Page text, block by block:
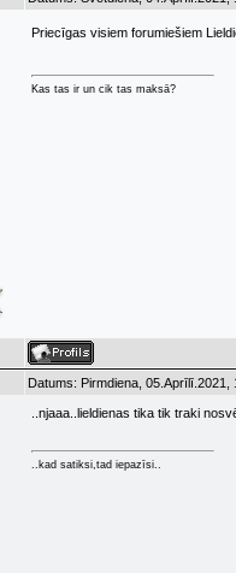
Priecīgas visiem forumiešiem
Kas tas ir un cik tas maksā?
Datums: Pirmdiena,
..njaaa..lieldienas tika tik traki
..kad satiksi,tad iepazīsi..